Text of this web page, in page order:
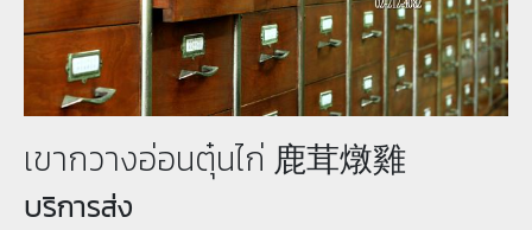
เขากวางอ่อนตุ๋นไก่ 鹿茸燉雞
บริการส่ง